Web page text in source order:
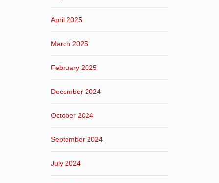
April 2025
March 2025
February 2025
December 2024
October 2024
September 2024
July 2024